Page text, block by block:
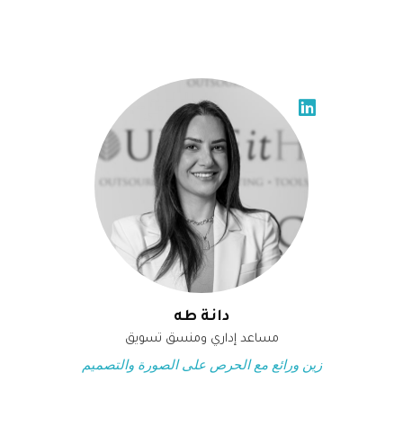
دانة طه
مساعد إداري ومنسق تسويق
زين ورائع مع الحرص على الصورة والتصميم